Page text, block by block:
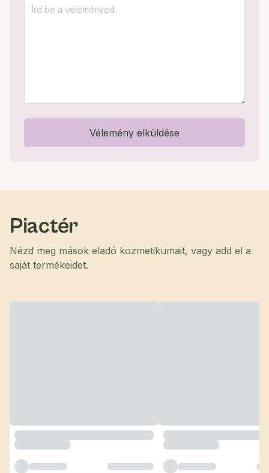
Vélemény elküldése
Piactér
Nézd meg mások eladó kozmetikumait, vagy add el a
saját termékeidet.